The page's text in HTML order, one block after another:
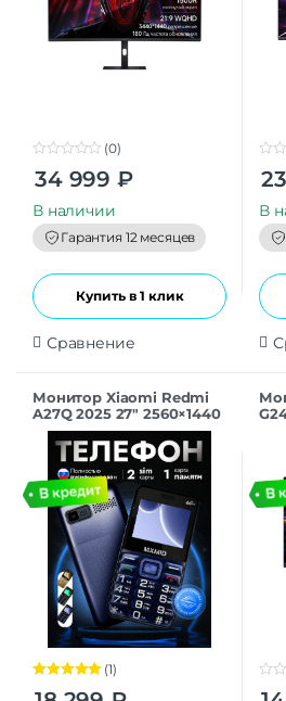
o
t
o
f
5
(0)
34 999 ₽
В наличии
Гарантия 12 месяцев
Купить в 1 клик
Сравнение
o
t
o
f
5
В
Монитор Xiaomi Redmi
A27Q 2025 27″ 2560×1440
100 Гц P27QCA-RX,
черный, CN
(1)